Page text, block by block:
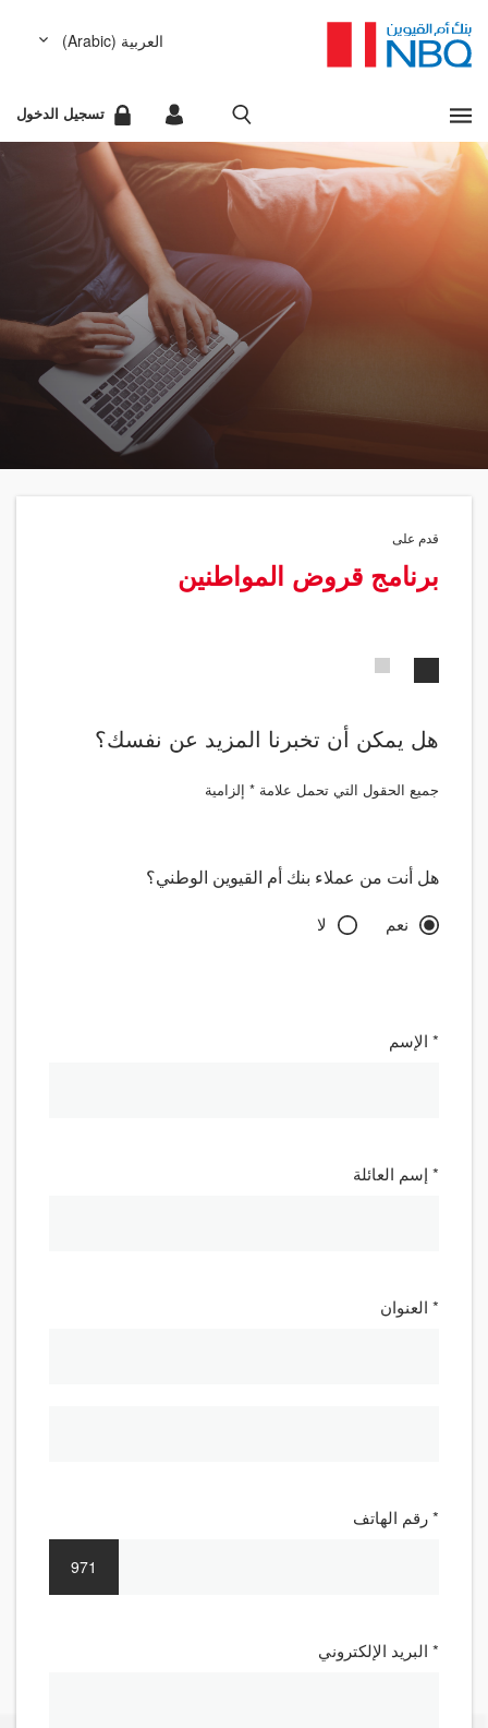
تسجيل الدخول
الخدمات المصرفية للشركات
الخدمات المصرفية للأفراد
العربية (Arabic)
مشاهدة كل النتائج
عفواً، لا يوجد أي شيء مطابق لمعايير البحث التي أدخلتها.
عذراً، لقد حدث خطأ أثناء تحضير نتائج البحث المطلوب. يرجى
إعادة المحاولة لاحقاً.
قدم على
برنامج قروض المواطنين
هل يمكن أن تخبرنا المزيد عن نفسك؟
جميع الحقول التي تحمل علامة * إلزامية
هل أنت من عملاء بنك أم القيوين الوطني؟
نعم لا
* الإسم
* إسم العائلة
* العنوان
* رقم الهاتف
971
* البريد الإلكتروني